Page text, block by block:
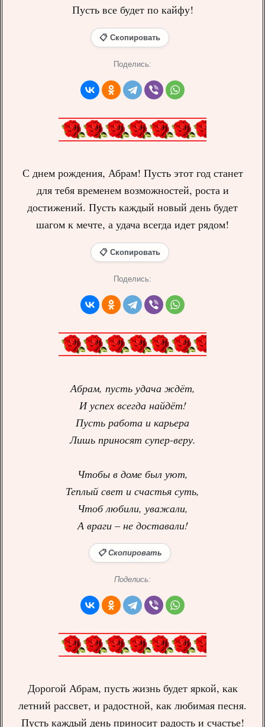
Пусть все будет по кайфу!
📋 Скопировать
Поделись:
С днем рождения, Абрам! Пусть этот год станет
для тебя временем возможностей, роста и
достижений. Пусть каждый новый день будет
шагом к мечте, а удача всегда идет рядом!
📋 Скопировать
Поделись:
Абрам, пусть удача ждёт,
И успех всегда найдёт!
Пусть работа и карьера
Лишь приносят супер-веру.
Чтобы в доме был уют,
Теплый свет и счастья суть,
Чтоб любили, уважали,
А враги – не доставали!
📋 Скопировать
Поделись:
Дорогой Абрам, пусть жизнь будет яркой, как
летний рассвет, и радостной, как любимая песня.
Пусть каждый день приносит радость и счастье!